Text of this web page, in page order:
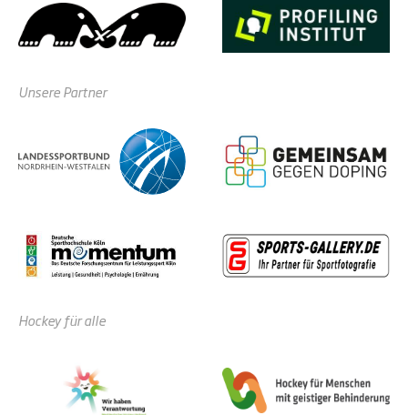
Unsere Partner
Hockey für alle